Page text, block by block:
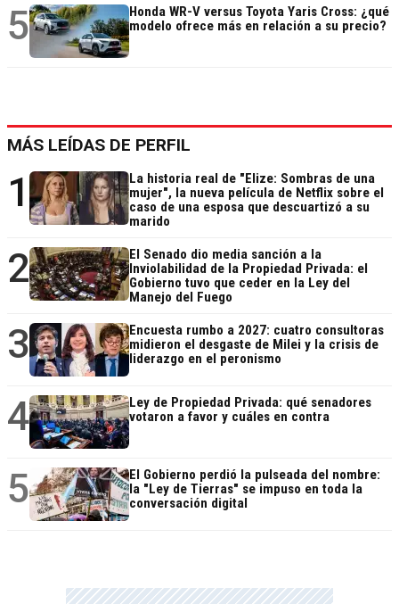
5
Honda WR-V versus Toyota Yaris Cross: ¿qué
modelo ofrece más en relación a su precio?
MÁS LEÍDAS DE PERFIL
1
La historia real de "Elize: Sombras de una
mujer", la nueva película de Netflix sobre el
caso de una esposa que descuartizó a su
marido
2
El Senado dio media sanción a la
Inviolabilidad de la Propiedad Privada: el
Gobierno tuvo que ceder en la Ley del
Manejo del Fuego
3
Encuesta rumbo a 2027: cuatro consultoras
midieron el desgaste de Milei y la crisis de
liderazgo en el peronismo
4
Ley de Propiedad Privada: qué senadores
votaron a favor y cuáles en contra
5
El Gobierno perdió la pulseada del nombre:
la "Ley de Tierras" se impuso en toda la
conversación digital